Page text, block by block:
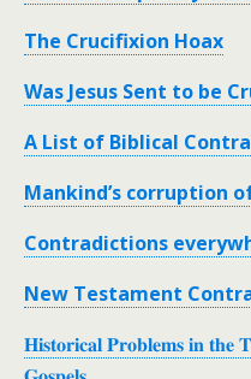
The Crucifixion Hoax
Was Jesus Sent to be
A List of Biblical
Mankind’s corruption
Contradictions
New Testament
𝐇𝐢𝐬𝐭𝐨𝐫𝐢𝐜𝐚𝐥 𝐏𝐫𝐨𝐛𝐥𝐞𝐦𝐬 𝐢𝐧 𝐭𝐡𝐞